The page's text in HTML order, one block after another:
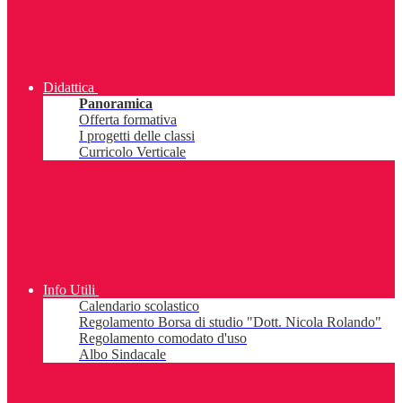
Didattica
Panoramica
Offerta formativa
I progetti delle classi
Curricolo Verticale
Info Utili
Calendario scolastico
Regolamento Borsa di studio "Dott. Nicola Rolando"
Regolamento comodato d'uso
Albo Sindacale